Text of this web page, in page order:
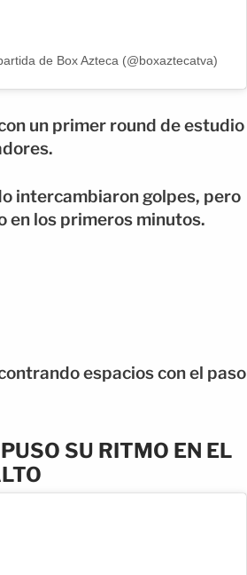
de Box Azteca (@boxaztecatva)
un primer round de estudio
intercambiaron golpes, pero
en los primeros minutos.
espacios con el paso
SU RITMO EN EL